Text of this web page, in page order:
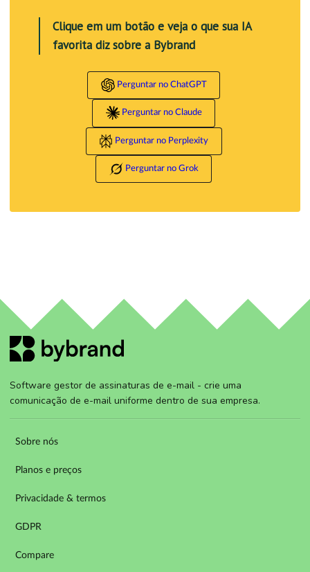
Clique em um botão e veja o que sua IA
favorita diz sobre a Bybrand
Perguntar no ChatGPT
Perguntar no Claude
Perguntar no Perplexity
Perguntar no Grok
Software gestor de assinaturas de e-mail - crie uma
comunicação de e-mail uniforme dentro de sua empresa.
Sobre nós
Planos e preços
Privacidade & termos
GDPR
Compare